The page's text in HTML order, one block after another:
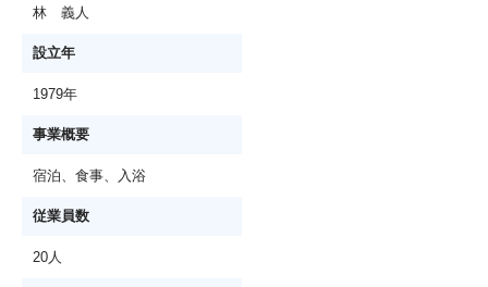
林 義人
設立年
1979年
事業概要
宿泊、食事、入浴
従業員数
20人